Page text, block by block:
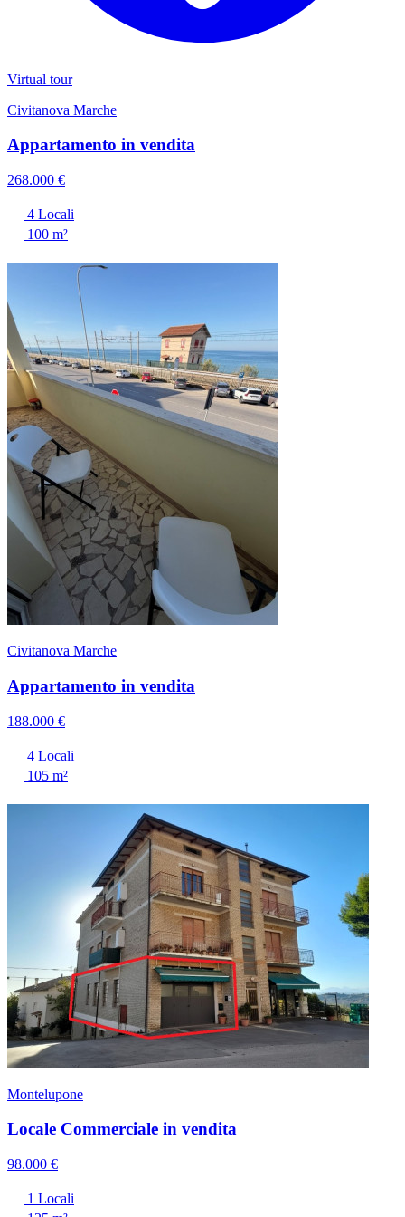
Virtual tour
Civitanova Marche
Appartamento in vendita
268.000 €
4 Locali
100 m²
Civitanova Marche
Appartamento in vendita
188.000 €
4 Locali
105 m²
Montelupone
Locale Commerciale in vendita
98.000 €
1 Locali